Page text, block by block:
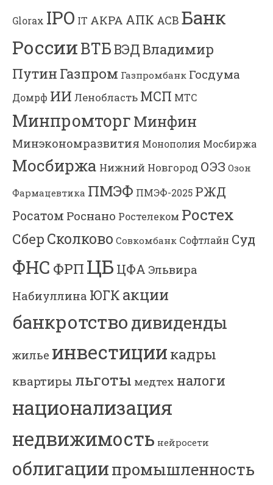
Glorax IPO IT АКРА АПК АСВ Банк
РоссииВТБВЭДВладимир
Путин Газпром Газпромбанк Госдума
Домрф ИИ Ленобласть МСП МТС
МинпромторгМинфин
Минэкономразвития Монополия Мосбиржа
Мосбиржа Нижний Новгород ОЭЗ Озон
Фармацевтика ПМЭФ ПМЭФ-2025 РЖД
Росатом Роснано Ростелеком Ростех
Сбер Сколково Совкомбанк Софтлайн Суд
ФНС ФРП ЦБ ЦФА Эльвира
Набиуллина ЮГК акции
банкротство дивиденды
жилье инвестиции кадры
квартиры льготы медтех налоги
национализация
недвижимость нейросети
облигациипромышленность